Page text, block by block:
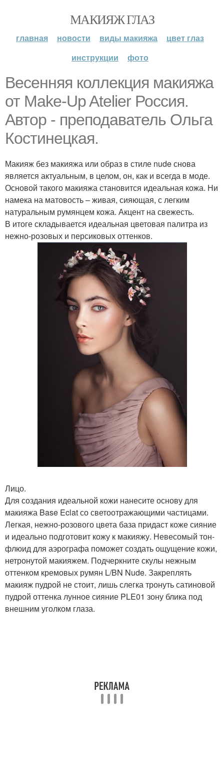
МАКИЯЖ ГЛАЗ
главная новости виды макияжа
цвет глаз
инструкции
фото
Весенняя коллекция макияжа
от Make-Up Atelier Россия.
Автор - преподаватель Ольга
Костинецкая.
Макияж без макияжа или образ в стиле nude снова
является актуальным, в целом, он, как и всегда в моде.
Основой такого макияжа становится идеальная кожа. Ни
намека на матовость – живая, сияющая, с легким
натуральным румянцем кожа. Акцент на свежесть.
В итоге складывается идеальная цветовая палитра из
нежно-розовых и персиковых оттенков.
Лицо.
Для создания идеальной кожи нанесите основу для
макияжа Base Eclat со светоотражающими частицами.
Легкая, нежно-розового цвета база придаст коже сияние
и идеально подготовит кожу к макияжу. Невесомый тон-
флюид для аэрографа поможет создать ощущение кожи,
нетронутой макияжем. Подчеркните скулы нежным
оттенком кремовых румян L/BN Nude. Закреплять
макияж пудрой не стоит, лишь слегка тронуть сатиновой
пудрой оттенка лунное сияние PLE01 зону блика под
внешним уголком глаза.